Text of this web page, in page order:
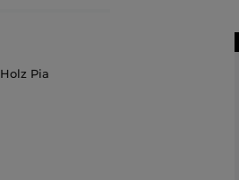
von 5 von 5 Sternen
Pia